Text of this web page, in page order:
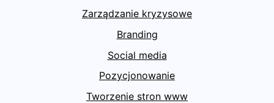
Zarządzanie kryzysowe
Branding
Social media
Pozycjonowanie
Tworzenie stron www